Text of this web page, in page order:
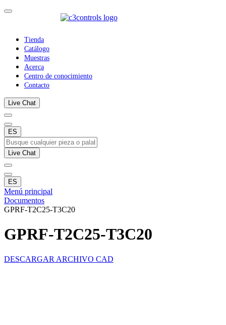
Tienda
Catálogo
Muestras
Acerca
Centro de conocimiento
Contacto
Live Chat
ES
Live Chat
ES
Menú principal
Documentos
GPRF-T2C25-T3C20
GPRF-T2C25-T3C20
DESCARGAR ARCHIVO CAD